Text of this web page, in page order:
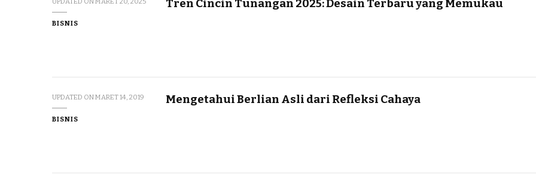
BISNIS
Tren Cincin Tunangan 2025: Desain Terbaru yang Memukau
UPDATED ONMARET 14, 2019
BISNIS
Mengetahui Berlian Asli dari Refleksi Cahaya